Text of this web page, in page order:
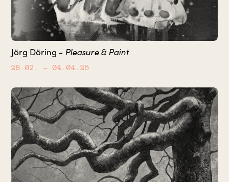
Jörg Döring - Pleasure & Paint
28.02. – 04.04.26